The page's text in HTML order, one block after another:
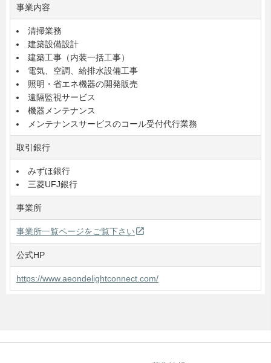
事業内容
清掃業務
建築設備設計
建築工事（内装一括工事）
電気、空調、給排水設備工事
照明・省エネ機器の開発販売
遠隔監視サービス
機器メンテナンス
メンテナンスサービスのコール受付代行業務
取引銀行
みずほ銀行
三菱UFJ銀行
事業所
事業所一覧ページをご覧下さいopen_in_new
公式HP
https://www.aeondelightconnect.com/